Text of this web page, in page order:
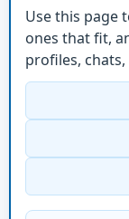
Use this page
ones that fit,
profiles,